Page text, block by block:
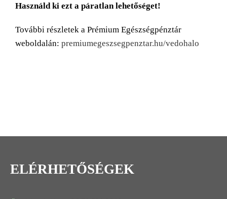
Használd ki ezt a páratlan lehetőséget!
További részletek a Prémium Egészségpénztár
weboldalán: premiumegeszsegpenztar.hu/vedohalo
ELÉRHETŐSÉGEK